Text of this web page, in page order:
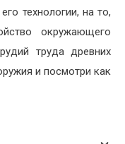
технологии, на то,
окружающего
труда древних
и посмотри как